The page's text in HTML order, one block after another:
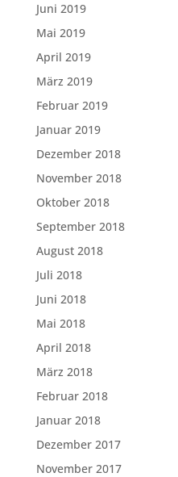
Juni 2019
Mai 2019
April 2019
März 2019
Februar 2019
Januar 2019
Dezember 2018
November 2018
Oktober 2018
September 2018
August 2018
Juli 2018
Juni 2018
Mai 2018
April 2018
März 2018
Februar 2018
Januar 2018
Dezember 2017
November 2017